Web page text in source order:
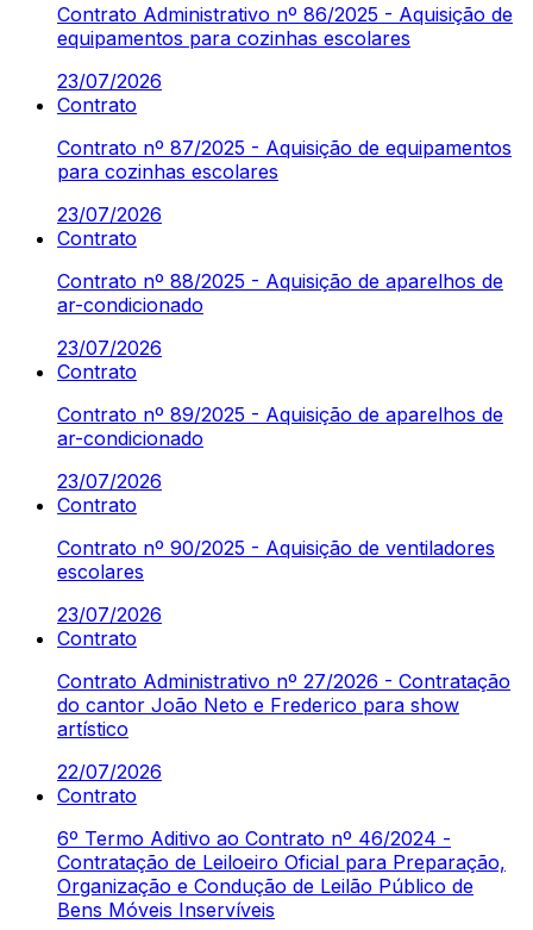
Contrato Administrativo nº 86/2025 - Aquisição de
equipamentos para cozinhas escolares
23/07/2026
Contrato
Contrato nº 87/2025 - Aquisição de equipamentos
para cozinhas escolares
23/07/2026
Contrato
Contrato nº 88/2025 - Aquisição de aparelhos de
ar-condicionado
23/07/2026
Contrato
Contrato nº 89/2025 - Aquisição de aparelhos de
ar-condicionado
23/07/2026
Contrato
Contrato nº 90/2025 - Aquisição de ventiladores
escolares
23/07/2026
Contrato
Contrato Administrativo nº 27/2026 - Contratação
do cantor João Neto e Frederico para show
artístico
22/07/2026
Contrato
6º Termo Aditivo ao Contrato nº 46/2024 -
Contratação de Leiloeiro Oficial para Preparação,
Organização e Condução de Leilão Público de
Bens Móveis Inservíveis